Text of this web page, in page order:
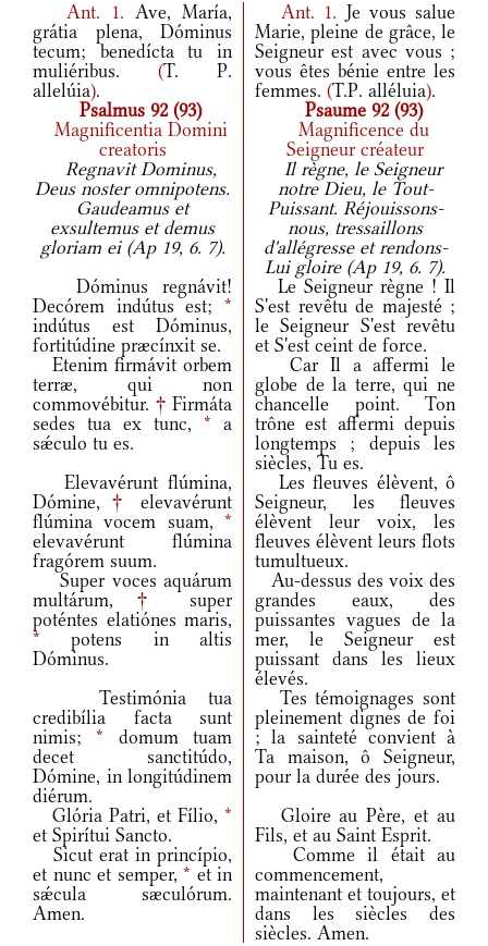
Ant. 1. Ave, María,
grátia plena, Dóminus
tecum; benedícta tu in
muliéribus. (T. P.
allelúia).
Ant. 1. Je vous salue
Marie, pleine de grâce, le
Seigneur est avec vous ;
vous êtes bénie entre les
femmes. (T.P. alléluia).
Psalmus 92 (93)
Psaume 92 (93)
Magnificentia Domini
creatoris
Magnificence du
Seigneur créateur
Regnavit Dominus,
Deus noster omnipotens.
Gaudeamus et
exsultemus et demus
gloriam ei (Ap 19, 6. 7).
Il règne, le Seigneur
notre Dieu, le Tout-
Puissant. Réjouissons-
nous, tressaillons
d'allégresse et rendons-
Lui gloire (Ap 19, 6. 7).
Dóminus regnávit!
Decórem indútus est; *
indútus est Dóminus,
fortitúdine præcínxit se.
Le Seigneur règne ! Il
S'est revêtu de majesté ;
le Seigneur S'est revêtu
et S'est ceint de force.
Etenim firmávit orbem
terræ, qui non
commovébitur. † Firmáta
sedes tua ex tunc, * a
sǽculo tu es.
Car Il a affermi le
globe de la terre, qui ne
chancelle point. Ton
trône est affermi depuis
longtemps ; depuis les
siècles, Tu es.
Elevavérunt flúmina,
Dómine, †
elevavérunt
flúmina vocem suam, *
elevavérunt flúmina
fragórem suum.
Les fleuves élèvent, ô
Seigneur, les fleuves
élèvent leur voix, les
fleuves élèvent leurs flots
tumultueux.
Super voces aquárum
multárum, †
super
poténtes elatiónes maris,
* potens in altis
Dóminus.
Au-dessus des voix des
grandes eaux, des
puissantes vagues de la
mer, le Seigneur est
puissant dans les lieux
élevés.
Testimónia tua
credibília facta sunt
nimis;* domum tuam
decet sanctitúdo,
Dómine, in longitúdinem
diérum.
Tes témoignages sont
pleinement dignes de foi
; la sainteté convient à
Ta maison, ô Seigneur,
pour la durée des jours.
Glória Patri, et Fílio, *
et Spirítui Sancto.
Gloire au Père, et au
Fils, et au Saint Esprit.
Sicut erat in princípio,
et nunc et semper, * et in
sǽcula sæculórum.
Amen.
Comme il était au
commencement,
maintenant et toujours, et
dans les siècles des
siècles. Amen.